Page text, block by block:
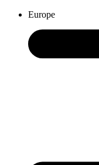
Europe